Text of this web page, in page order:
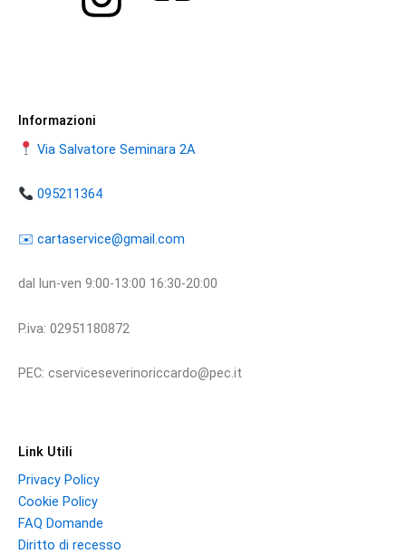
Informazioni
Via Salvatore Seminara 2A
095211364
​​✉️ ​cartaservice@gmail.com
dal lun-ven 9:00-13:00 16:30-20:00
P.iva: 02951180872
PEC: cserviceseverinoriccardo@pec.it
Link Utili
Privacy Policy
Cookie Policy
FAQ Domande
Diritto di recesso